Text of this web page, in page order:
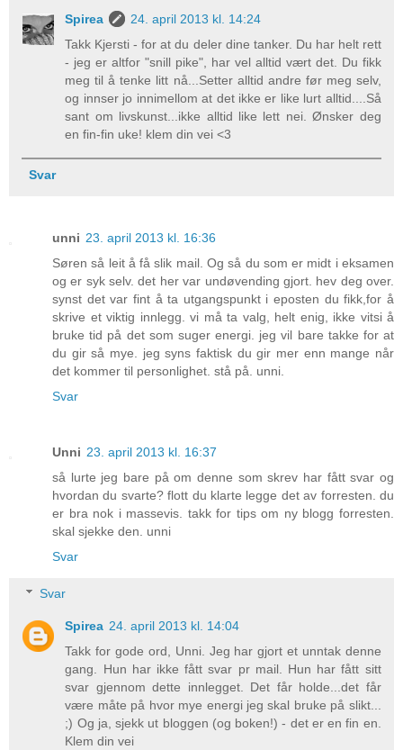
Spirea
24. april 2013 kl. 14:24
Takk Kjersti - for at du deler dine tanker. Du har helt rett
- jeg er altfor "snill pike", har vel alltid vært det. Du fikk
meg til å tenke litt nå...Setter alltid andre før meg selv,
og innser jo innimellom at det ikke er like lurt alltid....Så
sant om livskunst...ikke alltid like lett nei. Ønsker deg
en fin-fin uke! klem din vei <3
Svar
unni 23. april 2013 kl. 16:36
Søren så leit å få slik mail. Og så du som er midt i eksamen
og er syk selv. det her var undøvending gjort. hev deg over.
synst det var fint å ta utgangspunkt i eposten du fikk,for å
skrive et viktig innlegg. vi må ta valg, helt enig, ikke vitsi å
bruke tid på det som suger energi. jeg vil bare takke for at
du gir så mye. jeg syns faktisk du gir mer enn mange når
det kommer til personlighet. stå på. unni.
Svar
Unni 23. april 2013 kl. 16:37
så lurte jeg bare på om denne som skrev har fått svar og
hvordan du svarte? flott du klarte legge det av forresten. du
er bra nok i massevis. takk for tips om ny blogg forresten.
skal sjekke den. unni
Svar
Svar
Spirea 24. april 2013 kl. 14:04
Takk for gode ord, Unni. Jeg har gjort et unntak denne
gang. Hun har ikke fått svar pr mail. Hun har fått sitt
svar gjennom dette innlegget. Det får holde...det får
være måte på hvor mye energi jeg skal bruke på slikt...
;) Og ja, sjekk ut bloggen (og boken!) - det er en fin en.
Klem din vei